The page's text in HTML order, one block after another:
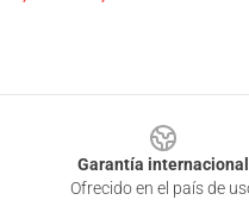
Garantía internacional
Ofrecido en el país de